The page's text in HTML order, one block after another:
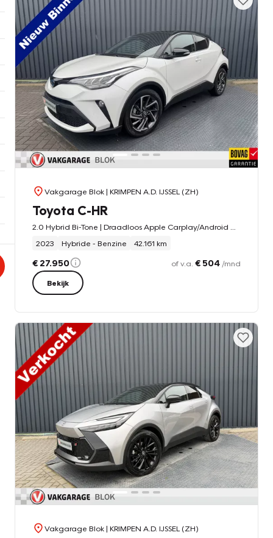
Vakgarage Blok| KRIMPEN A.D. IJSSEL (ZH)
Toyota C-HR
2023
Hybride - Benzine 42.161 km
€ 27.950 of v.a. € 504 /mnd
Bekijk
Vakgarage Blok| KRIMPEN A.D. IJSSEL (ZH)